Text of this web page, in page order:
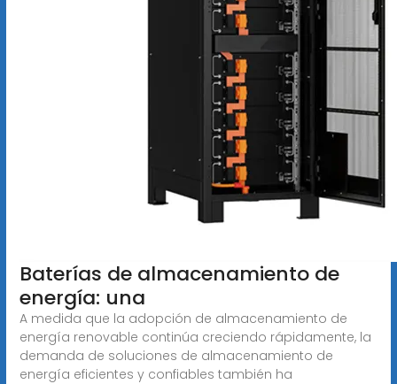
Baterías de almacenamiento de
energía: una
A medida que la adopción de almacenamiento de
energía renovable continúa creciendo rápidamente, la
demanda de soluciones de almacenamiento de
energía eficientes y confiables también ha